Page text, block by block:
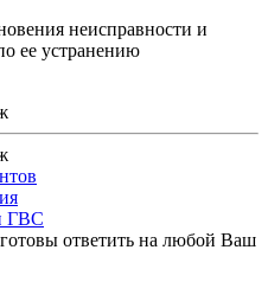
неисправности и
ее устранению
ГВС
ответить на любой Ваш